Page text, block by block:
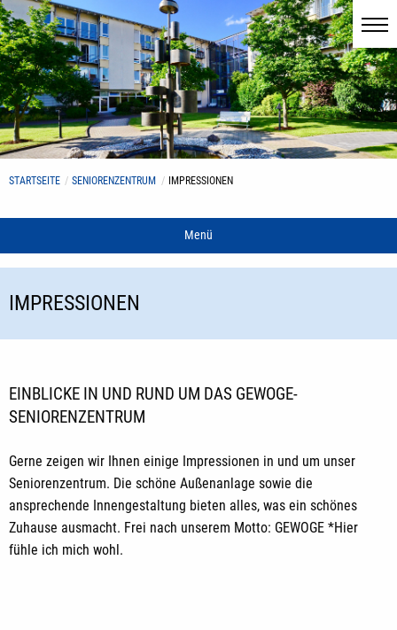
STARTSEITE SENIORENZENTRUM IMPRESSIONEN
Menü
IMPRESSIONEN
EINBLICKE IN UND RUND UM DAS GEWOGE-
SENIORENZENTRUM
Gerne zeigen wir Ihnen einige Impressionen in und um unser
Seniorenzentrum. Die schöne Außenanlage sowie die
ansprechende Innengestaltung bieten alles, was ein schönes
Zuhause ausmacht. Frei nach unserem Motto: GEWOGE *Hier
fühle ich mich wohl.